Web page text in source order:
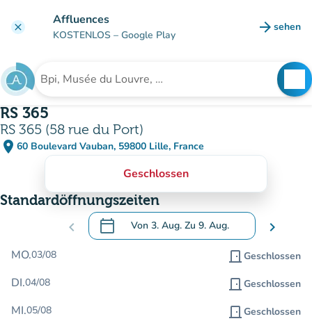
clear Affluences
KOSTENLOS – Google Play arrow_forward sehen
(new
Suche nach einer Einrichtung
RS 365
RS 365 (58 rue du Port)
place 60 Boulevard Vauban, 59800 Lille, France
(in Google Maps öffnen)
(new tab)
Geschlossen
Standardöffnungszeiten
chevron_left calendar_today Von 3. Aug. Zu 9. Aug.
.Öffnen Sie den Kalender, um Daten zu
chevron_right
MO.03/08 door_front Geschlossen
DI.04/08 door_front Geschlossen
MI.05/08 door_front Geschlossen